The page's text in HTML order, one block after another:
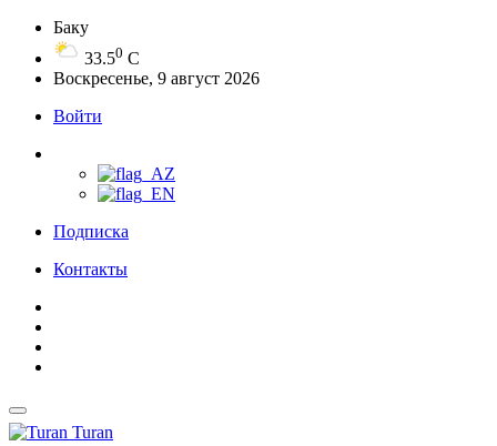
Баку
33.50 C
Воскресенье, 9 август 2026
Войти
Подписка
Контакты
Turan